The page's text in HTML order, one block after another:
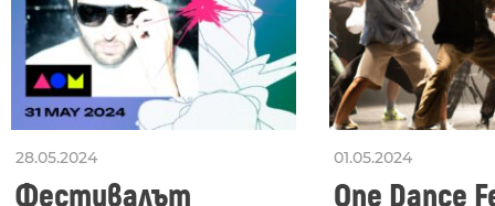
28.05.2024
Фестивалът
01.05.2024
One Dance